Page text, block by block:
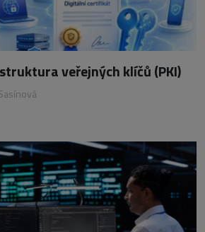
veřejných klíčů (PKI)